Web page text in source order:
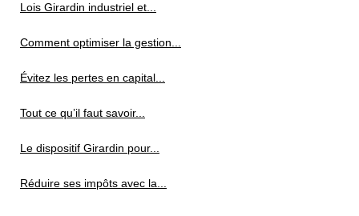
Lois Girardin industriel et...
Comment optimiser la gestion...
Évitez les pertes en capital...
Tout ce qu’il faut savoir...
Le dispositif Girardin pour...
Réduire ses impôts avec la...